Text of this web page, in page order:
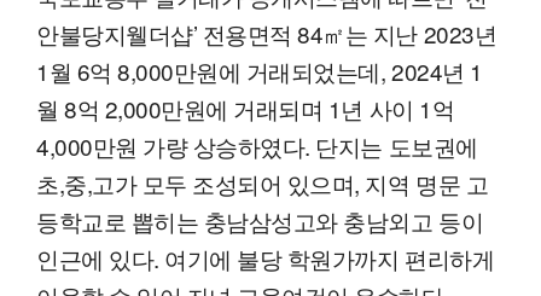
안불당지웰더샵’ 전용면적 84㎡는 지난 2023년
1월 6억 8,000만원에 거래되었는데, 2024년 1
월 8억 2,000만원에 거래되며 1년 사이 1억
4,000만원 가량 상승하였다. 단지는 도보권에
초,중,고가 모두 조성되어 있으며, 지역 명문 고
등학교로 뽑히는 충남삼성고와 충남외고 등이
인근에 있다. 여기에 불당 학원가까지 편리하게